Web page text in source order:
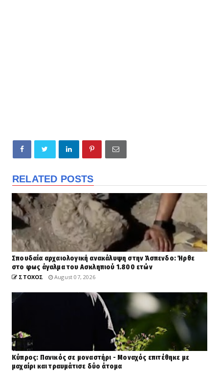
RELATED POSTS
Σπουδαία αρχαιολογική ανακάλυψη στην Άσπενδο: Ήρθε
στο φως άγαλμα του Ασκληπιού 1.800 ετών
ΣΤΟΧΟΣ August 07, 2026
Κύπρος: Πανικός σε μοναστήρι - Μοναχός επιτέθηκε με
μαχαίρι και τραυμάτισε δύο άτομα